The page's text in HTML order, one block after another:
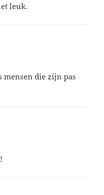
leuk.
mensen die zijn pas